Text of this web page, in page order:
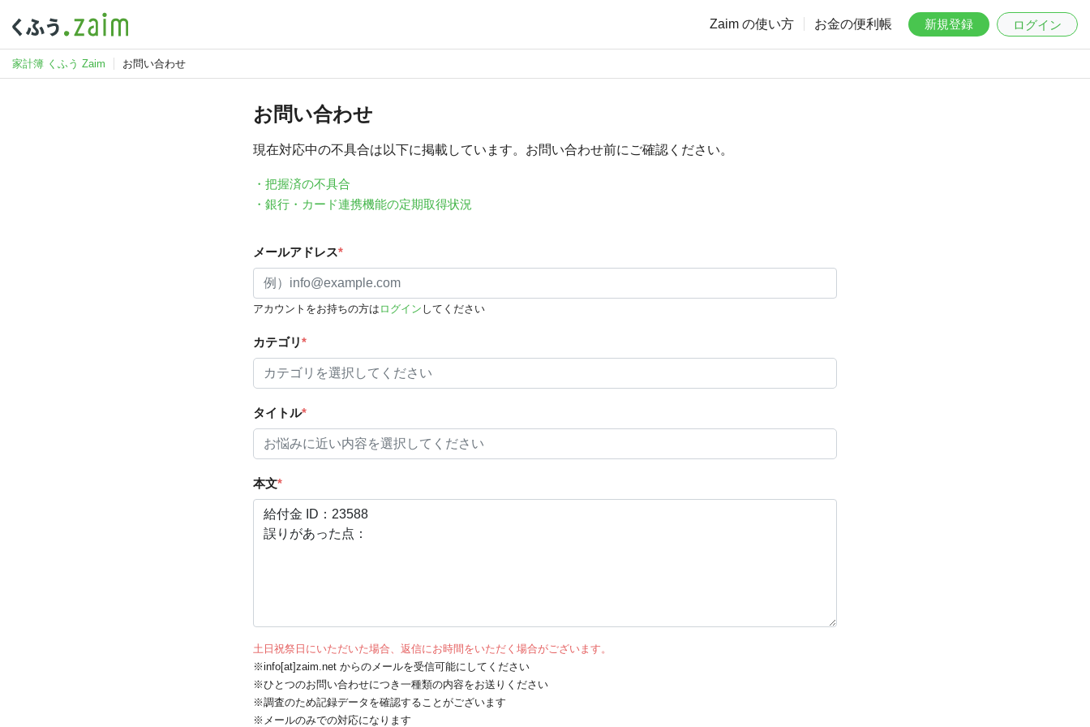
Zaim の使い方 お金の便利帳 新規登録 ログイン
家計簿 くふう Zaim お問い合わせ
お問い合わせ
現在対応中の不具合は以下に掲載しています。お問い合わせ前にご確認ください。
・把握済の不具合
・銀行・カード連携機能の定期取得状況
メールアドレス*
アカウントをお持ちの方は ログイン してください
カテゴリ*
タイトル*
本文*
土日祝祭日にいただいた場合、返信にお時間をいただく場合がございます。
※info[at]zaim.net からのメールを受信可能にしてください
※ひとつのお問い合わせにつき一種類の内容をお送りください
※調査のため記録データを確認することがございます
※メールのみでの対応になります